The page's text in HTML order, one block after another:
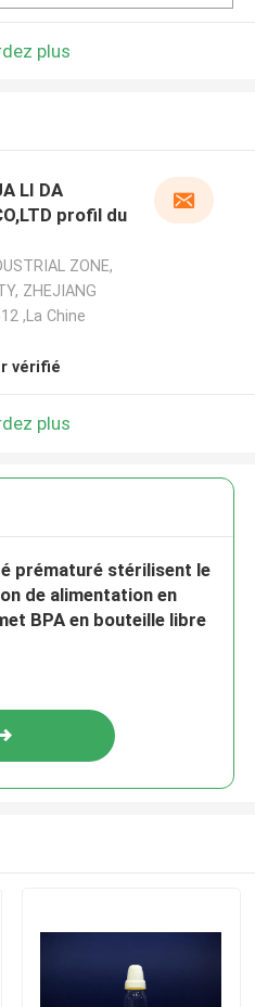
plus
LI DA
profil du
ZONE,
ZHEJIANG
,La Chine
vérifié
plus
prématuré stérilisent le
de alimentation en
BPA en bouteille libre